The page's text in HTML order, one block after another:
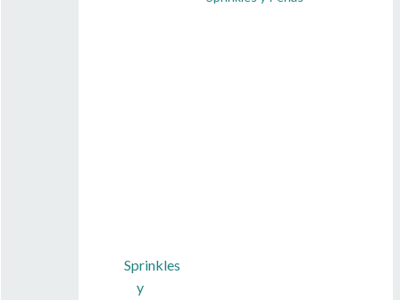
Sprinkles
y